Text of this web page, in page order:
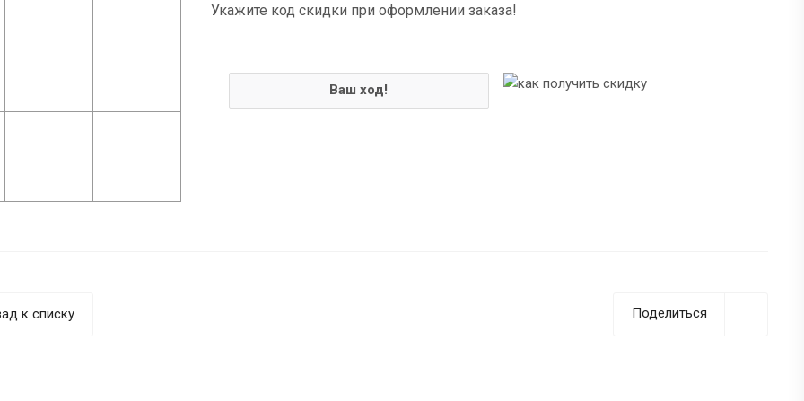
Укажите код скидки при оформлении заказа!
Ваш ход!
Поделиться
к списку